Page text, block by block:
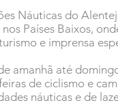
Náuticas do
nos Países Baixos,
e imprensa
amanhã até
de ciclismo e
náuticas e de